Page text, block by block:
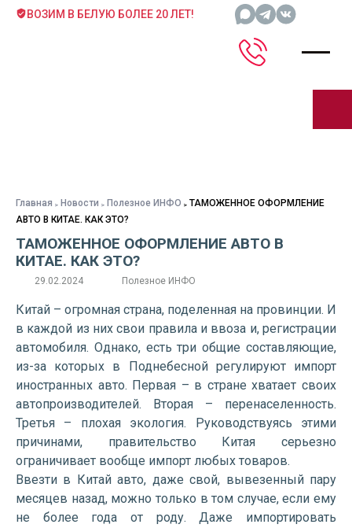
ВОЗИМ В БЕЛУЮ БОЛЕЕ 20 ЛЕТ!
Главная Новости Полезное ИНФО
ТАМОЖЕННОЕ ОФОРМЛЕНИЕ
АВТО В КИТАЕ. КАК ЭТО?
ТАМОЖЕННОЕ ОФОРМЛЕНИЕ АВТО В
КИТАЕ. КАК ЭТО?
29.02.2024 Полезное ИНФО
Китай – огромная страна, поделенная на провинции. И
в каждой из них свои правила и ввоза и, регистрации
автомобиля. Однако, есть три общие составляющие,
из-за которых в Поднебесной регулируют импорт
иностранных авто. Первая – в стране хватает своих
автопроизводителей. Вторая – перенаселенность.
Третья – плохая экология. Руководствуясь этими
причинами, правительство Китая серьезно
ограничивает вообще импорт любых товаров.
Ввезти в Китай авто, даже свой, вывезенный пару
месяцев назад, можно только в том случае, если ему
не более года от роду. Даже импортировать